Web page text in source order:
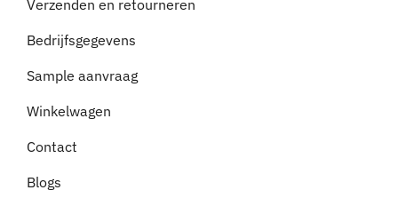
Verzenden en retourneren
Bedrijfsgegevens
Sample aanvraag
Winkelwagen
Contact
Blogs